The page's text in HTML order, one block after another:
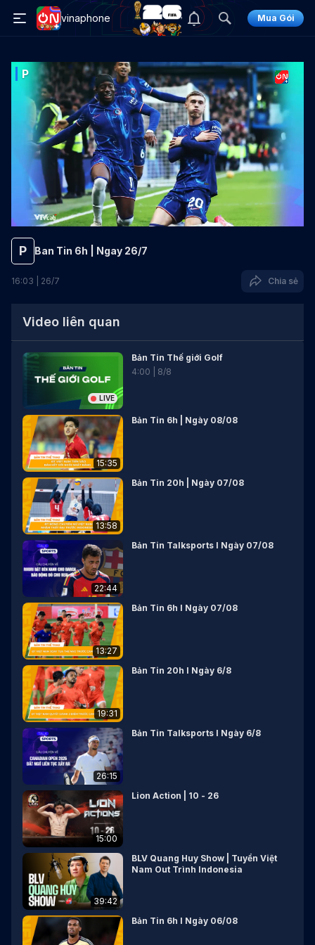
vinaphone Mua Gói
P
P Ban Tin 6h | Ngay 26/7
16:03 26/7 Chia sẻ
Video liên quan
LIVE
Bản Tin Thế giới Golf
4:00 8/8
15:35
Bản Tin 6h | Ngày 08/08
13:58
Bản Tin 20h | Ngày 07/08
22:44
Bản Tin Talksports I Ngày 07/08
13:27
Bản Tin 6h I Ngày 07/08
19:31
Bản Tin 20h I Ngày 6/8
26:15
Bản Tin Talksports I Ngày 6/8
15:00
Lion Action | 10 - 26
39:42
BLV Quang Huy Show | Tuyển Việt
Nam Out Trình Indonesia
Bản Tin 6h I Ngày 06/08